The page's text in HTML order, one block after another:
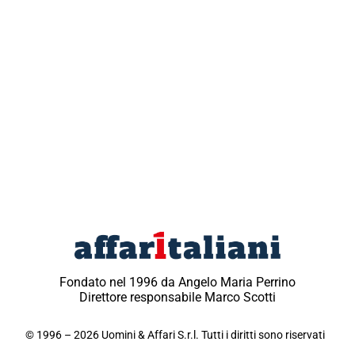
Fondato nel 1996 da Angelo Maria Perrino
Direttore responsabile Marco Scotti
© 1996 – 2026 Uomini & Affari S.r.l. Tutti i diritti sono riservati